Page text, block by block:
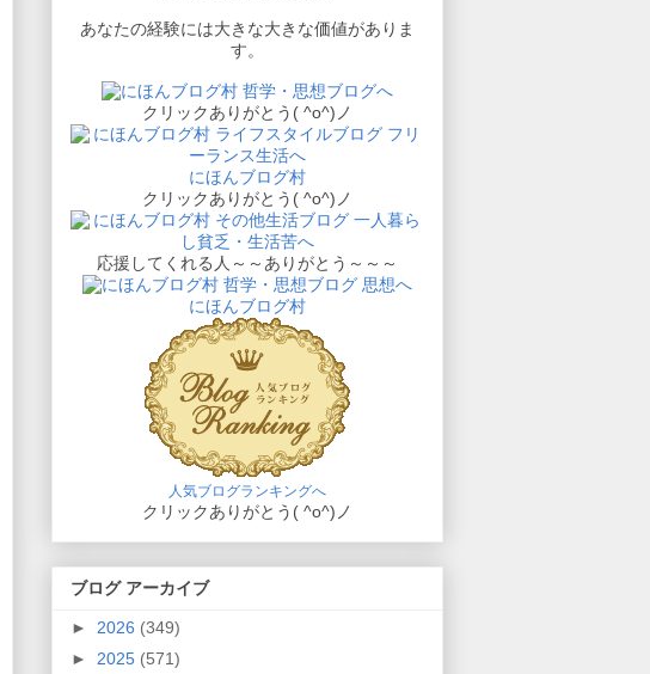
あなたの経験には大きな大きな価値がありま
す。
クリックありがとう( ^o^)ノ
にほんブログ村
クリックありがとう( ^o^)ノ
応援してくれる人～～ありがとう～～～
にほんブログ村
人気ブログランキングへ
クリックありがとう( ^o^)ノ
ブログ アーカイブ
► 2026 (349)
► 2025 (571)